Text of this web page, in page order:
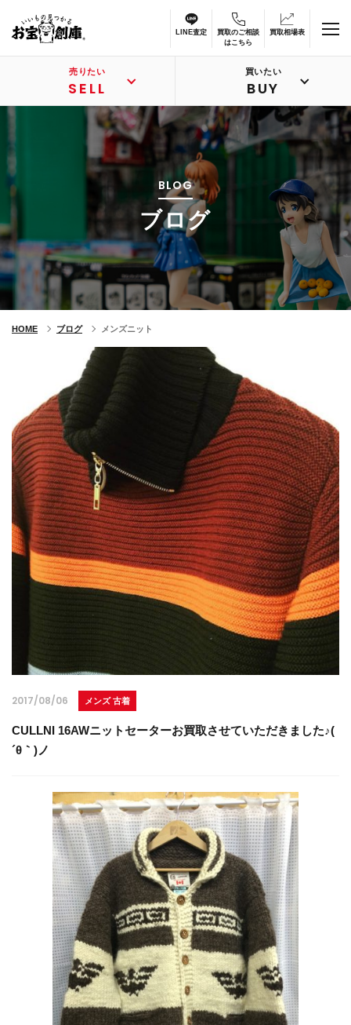
LINE査定
買取のご相談
はこちら
買取相場表
売りたい
SELL
買いたい
BUY
BLOG
ブログ
HOME ブログ メンズニット
2017/08/06 メンズ 古着
CULLNI 16AWニットセーターお買取させていただきました♪(
´θ｀)ノ